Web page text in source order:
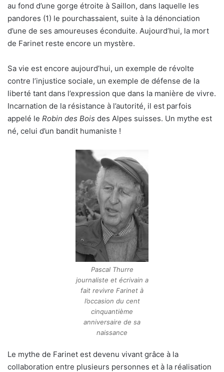
au fond d’une gorge étroite à Saillon, dans laquelle les
pandores (1) le pourchassaient, suite à la dénonciation
d’une de ses amoureuses éconduite. Aujourd’hui, la mort
de Farinet reste encore un mystère.
Sa vie est encore aujourd’hui, un exemple de révolte
contre l’injustice sociale, un exemple de défense de la
liberté tant dans l’expression que dans la manière de vivre.
Incarnation de la résistance à l’autorité, il est parfois
appelé le Robin des Bois des Alpes suisses. Un mythe est
né, celui d’un bandit humaniste !
Pascal Thurre
journaliste et écrivain a
fait revivre Farinet à
l’occasion du cent
cinquantième
anniversaire de sa
naissance
Le mythe de Farinet est devenu vivant grâce à la
collaboration entre plusieurs personnes et à la réalisation